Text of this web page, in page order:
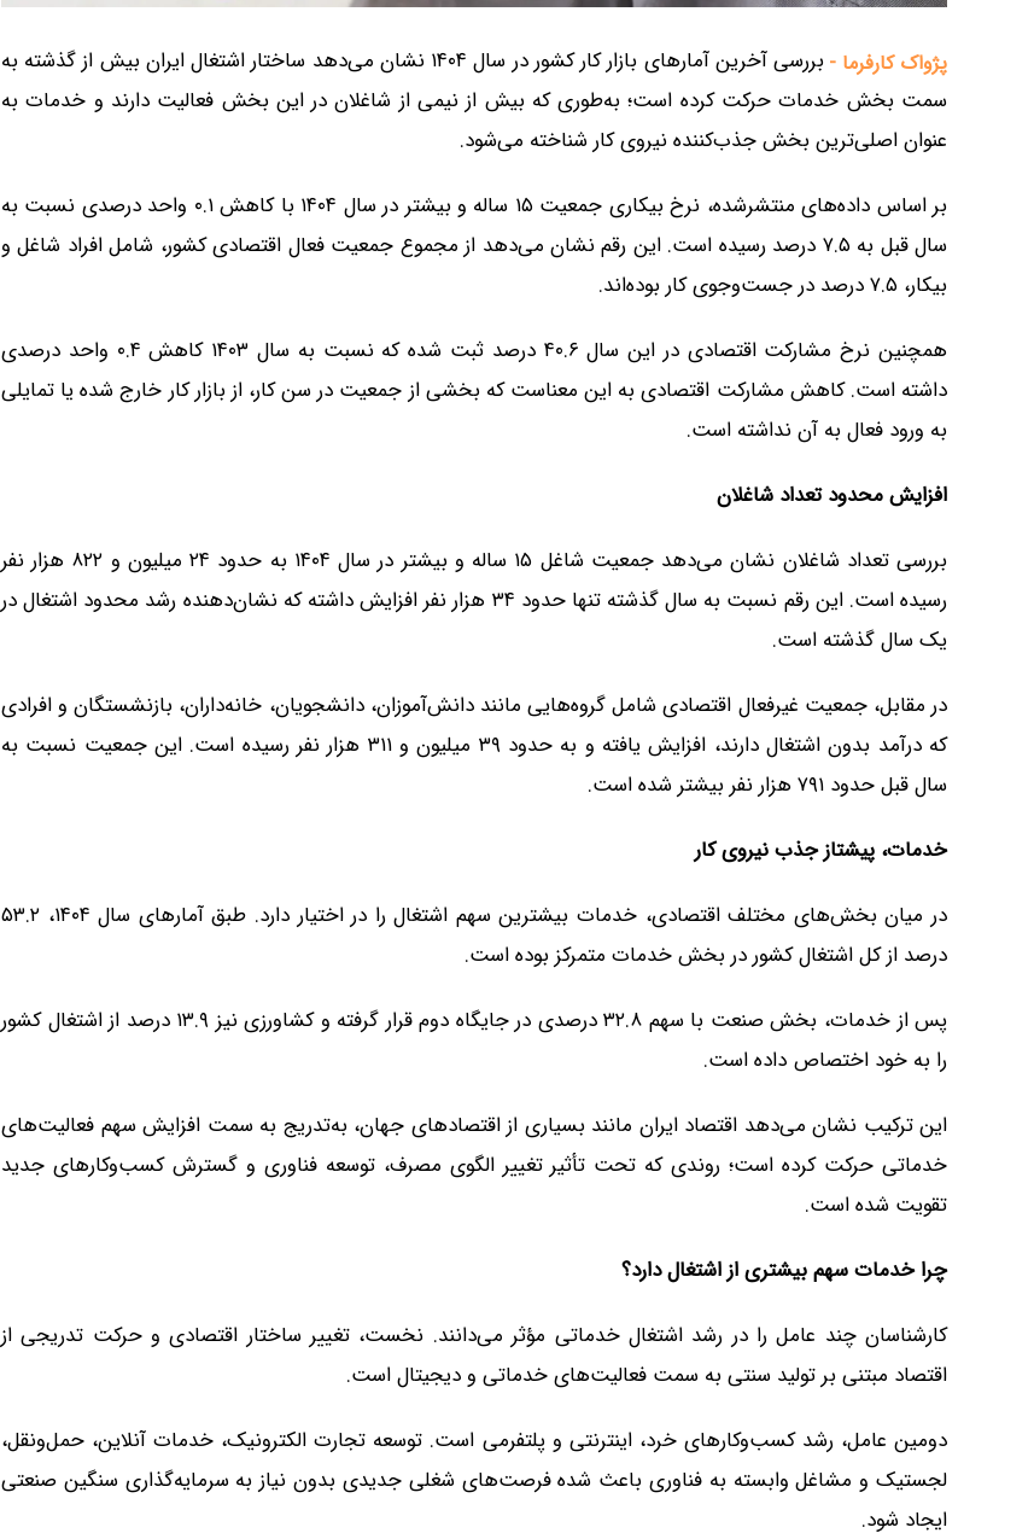
پژواک کارفرما -
بررسی آخرین آمارهای بازار کار کشور در سال ۱۴۰۴ نشان می‌دهد ساختار اشتغال ایران بیش از گذشته به
سمت بخش خدمات حرکت کرده است؛ به‌طوری که بیش از نیمی از شاغلان در این بخش فعالیت دارند و خدمات به
عنوان اصلی‌ترین بخش جذب‌کننده نیروی کار شناخته می‌شود.
بر اساس داده‌های منتشرشده، نرخ بیکاری جمعیت ۱۵ ساله و بیشتر در سال ۱۴۰۴ با کاهش ۰.۱ واحد درصدی نسبت به
سال قبل به ۷.۵ درصد رسیده است. این رقم نشان می‌دهد از مجموع جمعیت فعال اقتصادی کشور، شامل افراد شاغل و
بیکار، ۷.۵ درصد در جست‌وجوی کار بوده‌اند.
همچنین نرخ مشارکت اقتصادی در این سال ۴۰.۶ درصد ثبت شده که نسبت به سال ۱۴۰۳ کاهش ۰.۴ واحد درصدی
داشته است. کاهش مشارکت اقتصادی به این معناست که بخشی از جمعیت در سن کار، از بازار کار خارج شده یا تمایلی
به ورود فعال به آن نداشته است.
افزایش محدود تعداد شاغلان
بررسی تعداد شاغلان نشان می‌دهد جمعیت شاغل ۱۵ ساله و بیشتر در سال ۱۴۰۴ به حدود ۲۴ میلیون و ۸۲۲ هزار نفر
رسیده است. این رقم نسبت به سال گذشته تنها حدود ۳۴ هزار نفر افزایش داشته که نشان‌دهنده رشد محدود اشتغال در
یک سال گذشته است.
در مقابل، جمعیت غیرفعال اقتصادی شامل گروه‌هایی مانند دانش‌آموزان، دانشجویان، خانه‌داران، بازنشستگان و افرادی
که درآمد بدون اشتغال دارند، افزایش یافته و به حدود ۳۹ میلیون و ۳۱۱ هزار نفر رسیده است. این جمعیت نسبت به
سال قبل حدود ۷۹۱ هزار نفر بیشتر شده است.
خدمات، پیشتاز جذب نیروی کار
در میان بخش‌های مختلف اقتصادی، خدمات بیشترین سهم اشتغال را در اختیار دارد. طبق آمارهای سال ۱۴۰۴، ۵۳.۲
درصد از کل اشتغال کشور در بخش خدمات متمرکز بوده است.
پس از خدمات، بخش صنعت با سهم ۳۲.۸ درصدی در جایگاه دوم قرار گرفته و کشاورزی نیز ۱۳.۹ درصد از اشتغال کشور
را به خود اختصاص داده است.
این ترکیب نشان می‌دهد اقتصاد ایران مانند بسیاری از اقتصادهای جهان، به‌تدریج به سمت افزایش سهم فعالیت‌های
خدماتی حرکت کرده است؛ روندی که تحت تأثیر تغییر الگوی مصرف، توسعه فناوری و گسترش کسب‌وکارهای جدید
تقویت شده است.
چرا خدمات سهم بیشتری از اشتغال دارد؟
کارشناسان چند عامل را در رشد اشتغال خدماتی مؤثر می‌دانند. نخست، تغییر ساختار اقتصادی و حرکت تدریجی از
اقتصاد مبتنی بر تولید سنتی به سمت فعالیت‌های خدماتی و دیجیتال است.
دومین عامل، رشد کسب‌وکارهای خرد، اینترنتی و پلتفرمی است. توسعه تجارت الکترونیک، خدمات آنلاین، حمل‌ونقل،
لجستیک و مشاغل وابسته به فناوری باعث شده فرصت‌های شغلی جدیدی بدون نیاز به سرمایه‌گذاری سنگین صنعتی
ایجاد شود.